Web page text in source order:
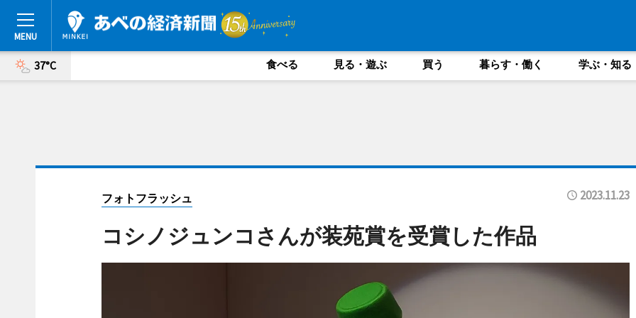
37°C 食べる 見る・遊ぶ 買う 暮らす・働く 学ぶ・知る
フォトフラッシュ 2023.11.23
コシノジュンコさんが装苑賞を受賞した作品